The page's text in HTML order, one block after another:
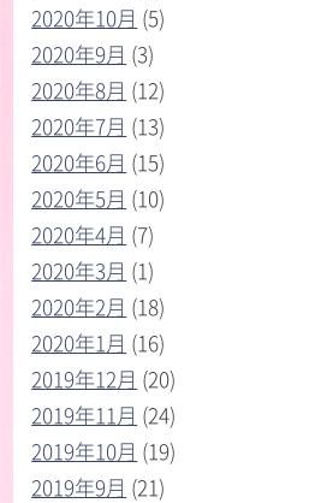
2020年10月 (5)
2020年9月 (3)
2020年8月 (12)
2020年7月 (13)
2020年6月 (15)
2020年5月 (10)
2020年4月 (7)
2020年3月 (1)
2020年2月 (18)
2020年1月 (16)
2019年12月 (20)
2019年11月 (24)
2019年10月 (19)
2019年9月 (21)